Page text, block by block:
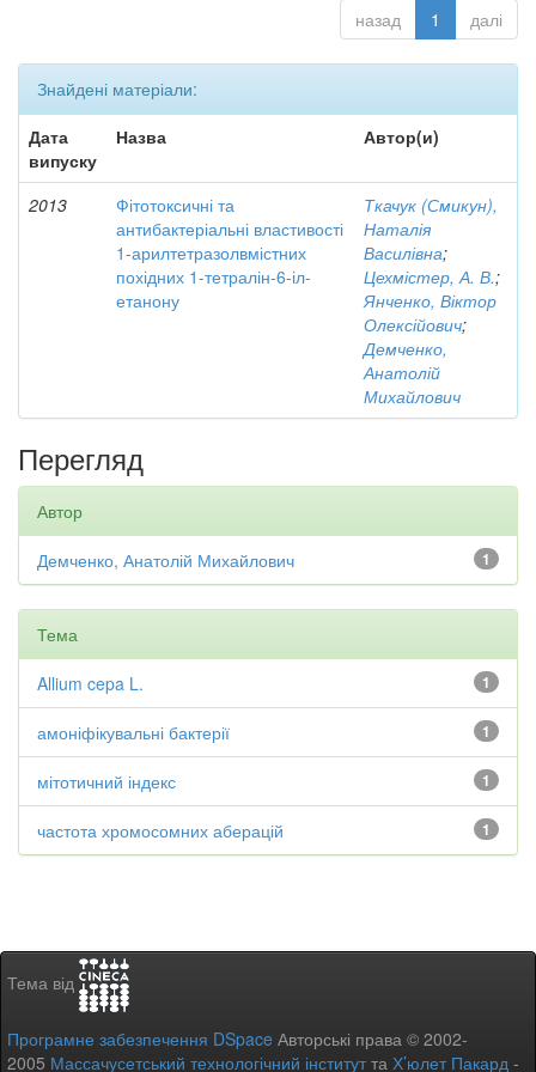
назад 1 далі
Знайдені матеріали:
Дата
випуску
Назва Автор(и)
2013
Фітотоксичні та
антибактеріальні властивості
1-арилтетразолвмістних
похідних 1-тетралін-6-іл-
етанону
Ткачук (Смикун),
Наталія
Василівна;
Цехмістер, А. В.;
Янченко, Віктор
Олексійович;
Демченко,
Анатолій
Михайлович
Перегляд
Автор
1
Демченко, Анатолій Михайлович
Тема
1
Allium cepa L.
1
амоніфікувальні бактерії
1
мітотичний індекс
1
частота хромосомних аберацій
Тема від
Програмне забезпечення DSpace Авторські права © 2002-
2005 Массачусетський технологічний інститутта Х’юлет Пакард -